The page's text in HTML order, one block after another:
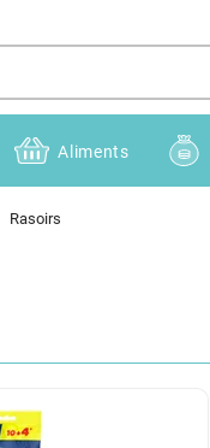
Aliments
Rasoirs